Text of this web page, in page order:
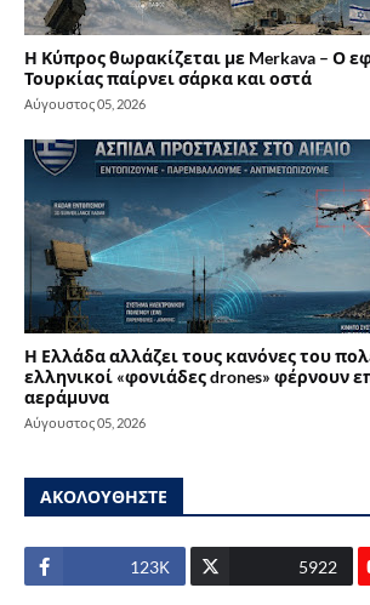
Η Κύπρος θωρακίζεται με Merkava – Ο
Τουρκίας παίρνει σάρκα και οστά
Αύγουστος 05, 2026
Η Ελλάδα αλλάζει τους κανόνες του
ελληνικοί «φονιάδες drones» φέρνουν
αεράμυνα
Αύγουστος 05, 2026
ΑΚΟΛΟΥΘΗΣΤΕ
123Κ 5922